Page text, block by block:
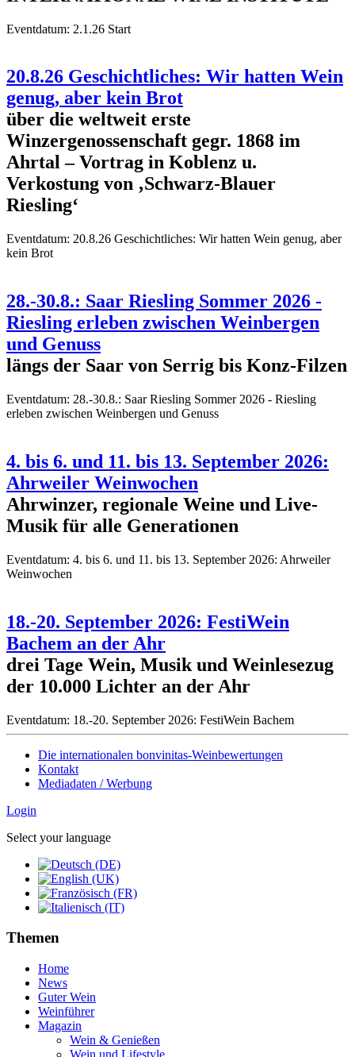
Eventdatum: 2.1.26 Start
20.8.26 Geschichtliches: Wir hatten Wein
genug, aber kein Brot
über die weltweit erste
Winzergenossenschaft gegr. 1868 im
Ahrtal – Vortrag in Koblenz u.
Verkostung von ‚Schwarz-Blauer
Riesling‘
Eventdatum: 20.8.26 Geschichtliches: Wir hatten Wein genug, aber
kein Brot
28.-30.8.: Saar Riesling Sommer 2026 -
Riesling erleben zwischen Weinbergen
und Genuss
längs der Saar von Serrig bis Konz-Filzen
Eventdatum: 28.-30.8.: Saar Riesling Sommer 2026 - Riesling
erleben zwischen Weinbergen und Genuss
4. bis 6. und 11. bis 13. September 2026:
Ahrweiler Weinwochen
Ahrwinzer, regionale Weine und Live-
Musik für alle Generationen
Eventdatum: 4. bis 6. und 11. bis 13. September 2026: Ahrweiler
Weinwochen
18.-20. September 2026: FestiWein
Bachem an der Ahr
drei Tage Wein, Musik und Weinlesezug
der 10.000 Lichter an der Ahr
Eventdatum: 18.-20. September 2026: FestiWein Bachem
Die internationalen bonvinitas-Weinbewertungen
Kontakt
Mediadaten / Werbung
Login
Select your language
Themen
Home
News
Guter Wein
Weinführer
Magazin
Wein & Genießen